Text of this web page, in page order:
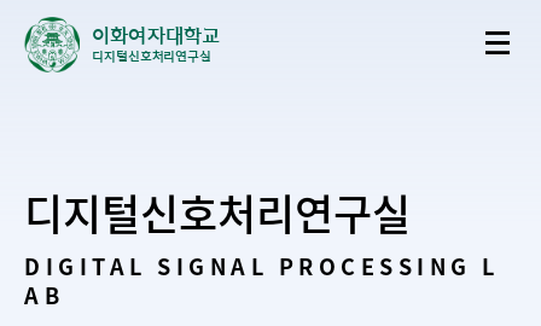
이화여자대학교
디지털신호처리연구실
디지털신호처리연구실
DIGITAL SIGNAL PROCESSING L
AB